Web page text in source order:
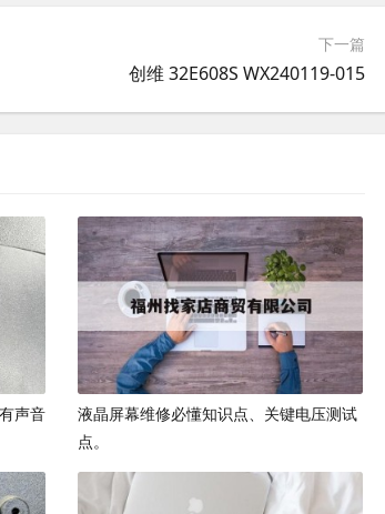
下一篇
创维 32E608S WX240119-015
声音
液晶屏幕维修必懂知识点、关键电压测试
点。